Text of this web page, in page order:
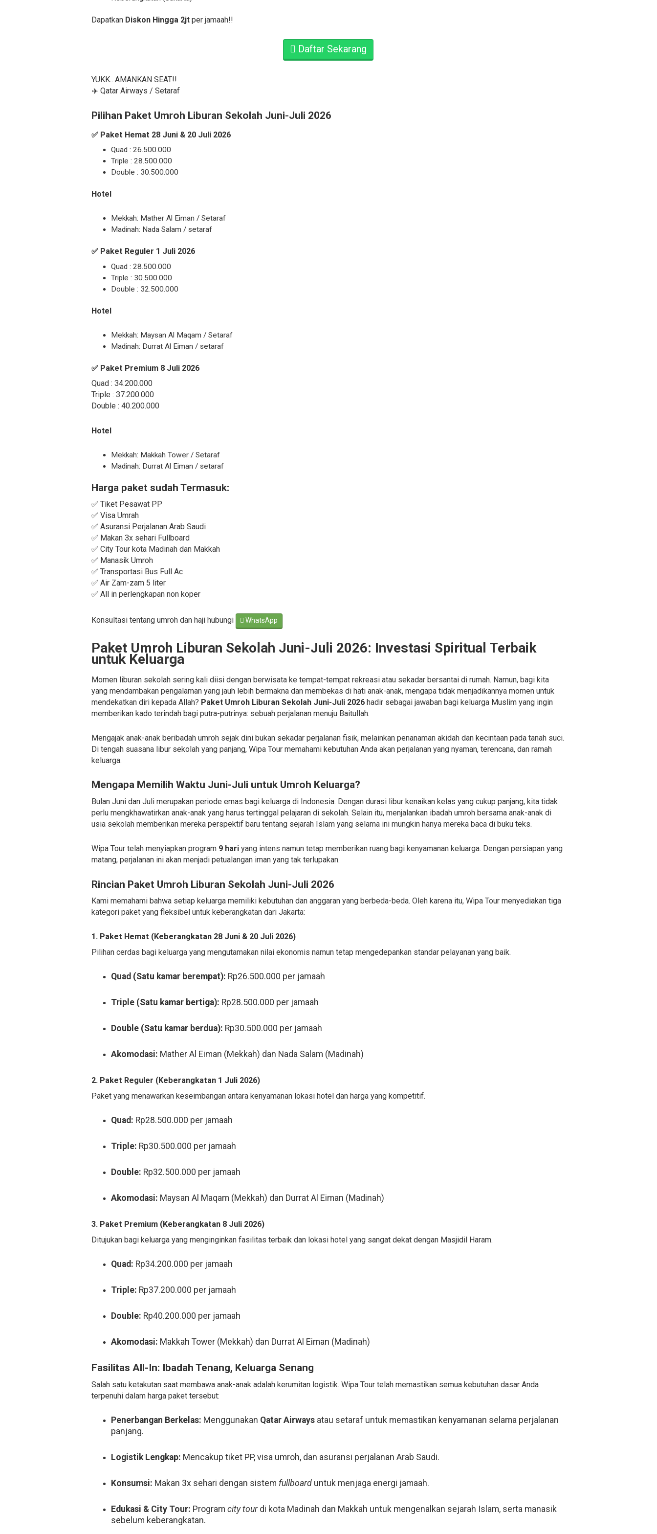
Dapatkan Diskon Hingga 2jtper jamaah!!
Daftar Sekarang
YUKK.. AMANKAN SEAT!!
✈️ Qatar Airways / Setaraf
Pilihan Paket Umroh Liburan Sekolah Juni-Juli 2026
✅ Paket Hemat 28 Juni & 20 Juli 2026
Quad : 26.500.000
Triple : 28.500.000
Double : 30.500.000
Hotel
Mekkah: Mather Al Eiman / Setaraf
Madinah: Nada Salam / setaraf
✅ Paket Reguler 1 Juli 2026
Quad : 28.500.000
Triple : 30.500.000
Double : 32.500.000
Hotel
Mekkah: Maysan Al Maqam / Setaraf
Madinah: Durrat Al Eiman / setaraf
✅ Paket Premium 8 Juli 2026
Quad : 34.200.000
Triple : 37.200.000
Double : 40.200.000
Hotel
Mekkah: Makkah Tower / Setaraf
Madinah: Durrat Al Eiman / setaraf
Harga paket sudah Termasuk:
✅ Tiket Pesawat PP
✅ Visa Umrah
✅ Asuransi Perjalanan Arab Saudi
✅ Makan 3x sehari Fullboard
✅ City Tour kota Madinah dan Makkah
✅ Manasik Umroh
✅ Transportasi Bus Full Ac
✅ Air Zam-zam 5 liter
✅ All in perlengkapan non koper
Konsultasi tentang umroh dan haji hubungi WhatsApp
Paket Umroh Liburan Sekolah Juni-Juli 2026: Investasi Spiritual Terbaik
untuk Keluarga
Momen liburan sekolah sering kali diisi dengan berwisata ke tempat-tempat rekreasi atau sekadar bersantai di rumah. Namun, bagi kita
yang mendambakan pengalaman yang jauh lebih bermakna dan membekas di hati anak-anak, mengapa tidak menjadikannya momen untuk
mendekatkan diri kepada Allah? Paket Umroh Liburan Sekolah Juni-Juli 2026hadir sebagai jawaban bagi keluarga Muslim yang ingin
memberikan kado terindah bagi putra-putrinya: sebuah perjalanan menuju Baitullah.
Mengajak anak-anak beribadah umroh sejak dini bukan sekadar perjalanan fisik, melainkan penanaman akidah dan kecintaan pada tanah suci.
Di tengah suasana libur sekolah yang panjang, Wipa Tour memahami kebutuhan Anda akan perjalanan yang nyaman, terencana, dan ramah
keluarga.
Mengapa Memilih Waktu Juni-Juli untuk Umroh Keluarga?
Bulan Juni dan Juli merupakan periode emas bagi keluarga di Indonesia. Dengan durasi libur kenaikan kelas yang cukup panjang, kita tidak
perlu mengkhawatirkan anak-anak yang harus tertinggal pelajaran di sekolah. Selain itu, menjalankan ibadah umroh bersama anak-anak di
usia sekolah memberikan mereka perspektif baru tentang sejarah Islam yang selama ini mungkin hanya mereka baca di buku teks.
Wipa Tour telah menyiapkan program 9 hariyang intens namun tetap memberikan ruang bagi kenyamanan keluarga. Dengan persiapan yang
matang, perjalanan ini akan menjadi petualangan iman yang tak terlupakan.
Rincian Paket Umroh Liburan Sekolah Juni-Juli 2026
Kami memahami bahwa setiap keluarga memiliki kebutuhan dan anggaran yang berbeda-beda. Oleh karena itu, Wipa Tour menyediakan tiga
kategori paket yang fleksibel untuk keberangkatan dari Jakarta:
1. Paket Hemat (Keberangkatan 28 Juni & 20 Juli 2026)
Pilihan cerdas bagi keluarga yang mengutamakan nilai ekonomis namun tetap mengedepankan standar pelayanan yang baik.
Quad (Satu kamar berempat): Rp26.500.000 per jamaah
Triple (Satu kamar bertiga): Rp28.500.000 per jamaah
Double (Satu kamar berdua): Rp30.500.000 per jamaah
Akomodasi: Mather Al Eiman (Mekkah) dan Nada Salam (Madinah)
2. Paket Reguler (Keberangkatan 1 Juli 2026)
Paket yang menawarkan keseimbangan antara kenyamanan lokasi hotel dan harga yang kompetitif.
Quad: Rp28.500.000 per jamaah
Triple: Rp30.500.000 per jamaah
Double: Rp32.500.000 per jamaah
Akomodasi: Maysan Al Maqam (Mekkah) dan Durrat Al Eiman (Madinah)
3. Paket Premium (Keberangkatan 8 Juli 2026)
Ditujukan bagi keluarga yang menginginkan fasilitas terbaik dan lokasi hotel yang sangat dekat dengan Masjidil Haram.
Quad: Rp34.200.000 per jamaah
Triple: Rp37.200.000 per jamaah
Double: Rp40.200.000 per jamaah
Akomodasi: Makkah Tower (Mekkah) dan Durrat Al Eiman (Madinah)
Fasilitas All-In: Ibadah Tenang, Keluarga Senang
Salah satu ketakutan saat membawa anak-anak adalah kerumitan logistik. Wipa Tour telah memastikan semua kebutuhan dasar Anda
terpenuhi dalam harga paket tersebut:
Penerbangan Berkelas: Menggunakan Qatar Airwaysatau setaraf untuk memastikan kenyamanan selama perjalanan
panjang.
Logistik Lengkap: Mencakup tiket PP, visa umroh, dan asuransi perjalanan Arab Saudi.
Konsumsi: Makan 3x sehari dengan sistem fullboarduntuk menjaga energi jamaah.
Edukasi & City Tour: Program city tourdi kota Madinah dan Makkah untuk mengenalkan sejarah Islam, serta manasik
sebelum keberangkatan.